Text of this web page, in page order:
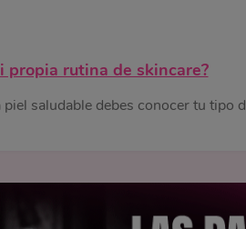
propia rutina de skincare?
saludable debes conocer tu tipo